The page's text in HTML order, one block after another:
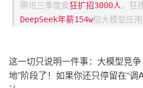
腾讯三季度疯狂扩招3000人 ，狂
DeepSeek年薪154w招大模型应
这一切只说明一件事：大模型竞
地”阶段了！如果你还只停留在“